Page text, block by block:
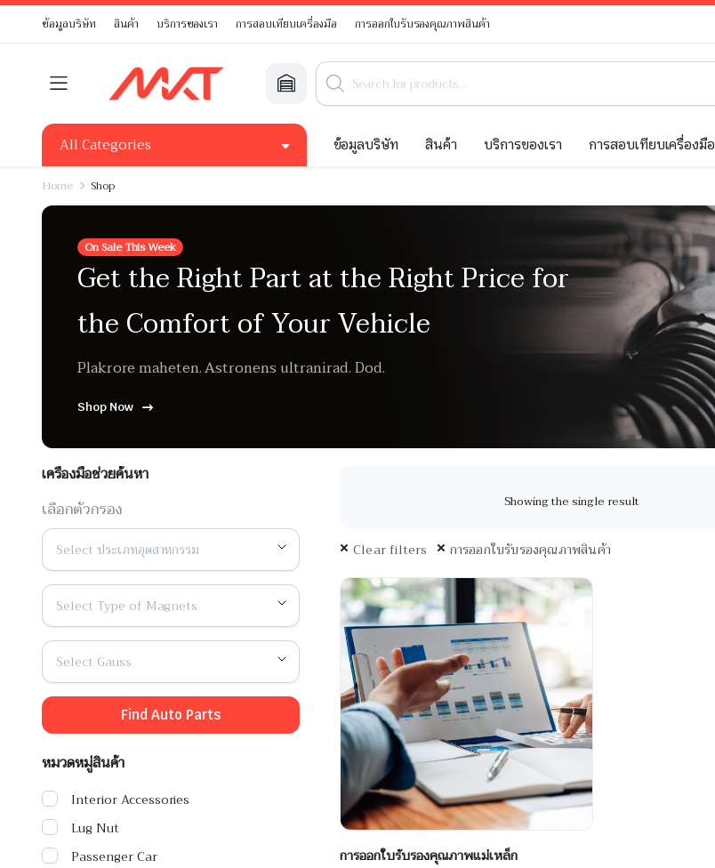
ข้อมูลบริษัท สินค้า บริการของเรา การสอบเทียบเครื่องมือ การออกใบรับรองคุณภาพสินค้า
All Categories ข้อมูลบริษัท สินค้า บริการของเรา การสอบเทียบเครื่องมือ
Home Shop
On Sale This Week
Get the Right Part at the Right Price for
the Comfort of Your Vehicle
Plakrore maheten. Astronens ultranirad. Dod.
Shop Now
Showing the single result
Clear filters การออกใบรับรองคุณภาพสินค้า
การออกใบรับรองคุณภาพแม่เหล็ก
เครื่องมือช่วยค้นหา
เลือกตัวกรอง
Select ประเภทอุตสาหกรรม
Select Type of Magnets
Select Gauss
Find Auto Parts
หมวดหมู่สินค้า
Interior Accessories
Lug Nut
Passenger Car